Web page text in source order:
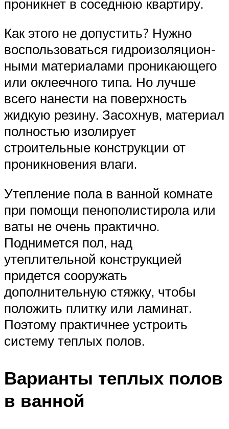
проникнет в соседнюю квартиру.
Как этого не допустить? Нужно
воспользоваться гидроизоляцион-
ными материалами проникающего
или оклеечного типа. Но лучше
всего нанести на поверхность
жидкую резину. Засохнув, материал
полностью изолирует
строительные конструкции от
проникновения влаги.
Утепление пола в ванной комнате
при помощи пенополистирола или
ваты не очень практично.
Поднимется пол, над
утеплительной конструкцией
придется сооружать
дополнительную стяжку, чтобы
положить плитку или ламинат.
Поэтому практичнее устроить
систему теплых полов.
Варианты теплых полов
в ванной